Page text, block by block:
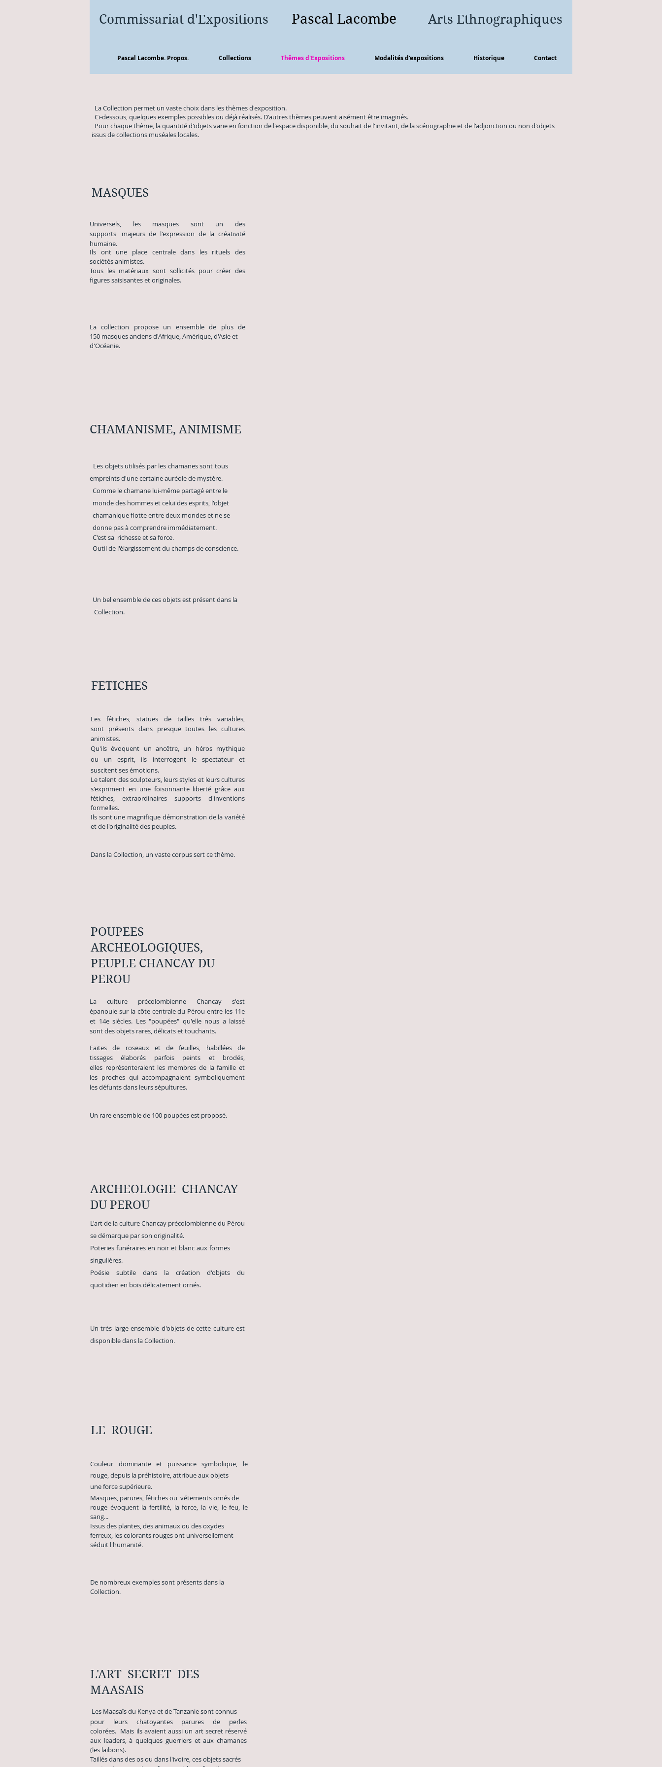
Commissariat d'Expositions Pascal Lacombe Arts Ethnographiques
Pascal Lacombe. Propos. Collections Thêmes d'Expositions Modalités d'expositions Historique Contact
La Collection permet un vaste choix dans les thèmes d'exposition.
Ci-dessous, quelques exemples possibles ou déjà réalisés. D'autres thèmes peuvent aisément être imaginés.
Pour chaque thème, la quantité d'objets varie en fonction de l'espace disponible, du souhait de l'invitant, de la scénographie et de l'adjonction ou non d'objets
issus de collections muséales locales.
MASQUES
Universels, les masques sont un des
supports
majeursde l'expression de la créativité
humaine.
Ils ont une place centrale dans les rituels des
sociétésanimistes.
Tous les matériaux sont sollicités pour créer des
figuressaisisantes et originales.
La collection propose un ensemble de plus de
150 masques anciens d'Afrique, Amérique, d'Asie et
d'Océanie.
CHAMANISME, ANIMISME
Les objets utilisés par les chamanes sont tous
empreints d'une certaine auréole de mystère.
Comme le chamane lui-même partagé entre le
monde des hommes et celui des esprits, l'objet
chamanique flotte entre deux mondes et ne se
donne pas à comprendre immédiatement.
C'est sa richesse et sa force.
Outil de l'élargissementdu champs de conscience.
Un bel ensemble de ces objets est présent dans la
Collection.
FETICHES
Les fétiches, statues de tailles très variables,
sont présents dans presque toutes les cultures
animistes.
Qu'ils évoquent un ancêtre, un héros mythique
ou un esprit, ils interrogent le spectateur et
suscitent ses émotions.
Le talent des sculpteurs, leurs styles et leurs cultures
s'expriment en une foisonnante liberté grâce aux
fétiches, extraordinaires supports d'inventions
formelles.
Ils sont une magnifique démonstration de la variété
et de l'originalité des peuples.
Dans la Collection, un vaste corpus sert ce thème.
POUPEES
ARCHEOLOGIQUES,
PEUPLE CHANCAY DU
PEROU
La culture précolombienne Chancay s'est
épanouie sur la côte centrale du Pérou entre les 11e
et 14e siècles. Les "poupées" qu'elle nous a laissé
sont des objets rares, délicats et touchants.
Faites de roseaux et de feuilles, habillées de
tissages élaborés parfois peints et brodés,
elles représenteraient les membres de la famille et
les proches qui accompagnaient symboliquement
les défunts dans leurs sépultures.
Un rare ensemble de 100 poupées est proposé.
ARCHEOLOGIE CHANCAY
DU PEROU
L'art de la culture Chancay précolombienne du Pérou
se démarque par son originalité.
Poteries funéraires en noir et blanc aux formes
singulières.
Poésie subtile dans la création d'objets du
quotidien en bois délicatement ornés.
Un très large ensemble d'objets de cette culture est
disponible dans la Collection.
LE ROUGE
Couleur dominante et puissance symbolique, le
rouge, depuis la préhistoire, attribue aux objets
uneforce supérieure.
Masques, parures, fétiches ou vétements ornés de
rouge évoquent la fertilité, la force, la vie, le feu, le
sang...
Issus des plantes, des animaux ou des oxydes
ferreux, les colorants rouges ont universellement
séduit l'humanité.
De nombreux exemples sont présents dans la
Collection.
L'ART SECRET DES
MAASAIS
Les Maasaïs du Kenya et de Tanzanie sont connus
pour leurs chatoyantes parures de perles
colorées. Mais ils avaient aussi un art secret réservé
aux leaders, à quelques guerriers et aux chamanes
(les laïbons).
Taillés dans des os ou dans l'ivoire, ces objets sacrés